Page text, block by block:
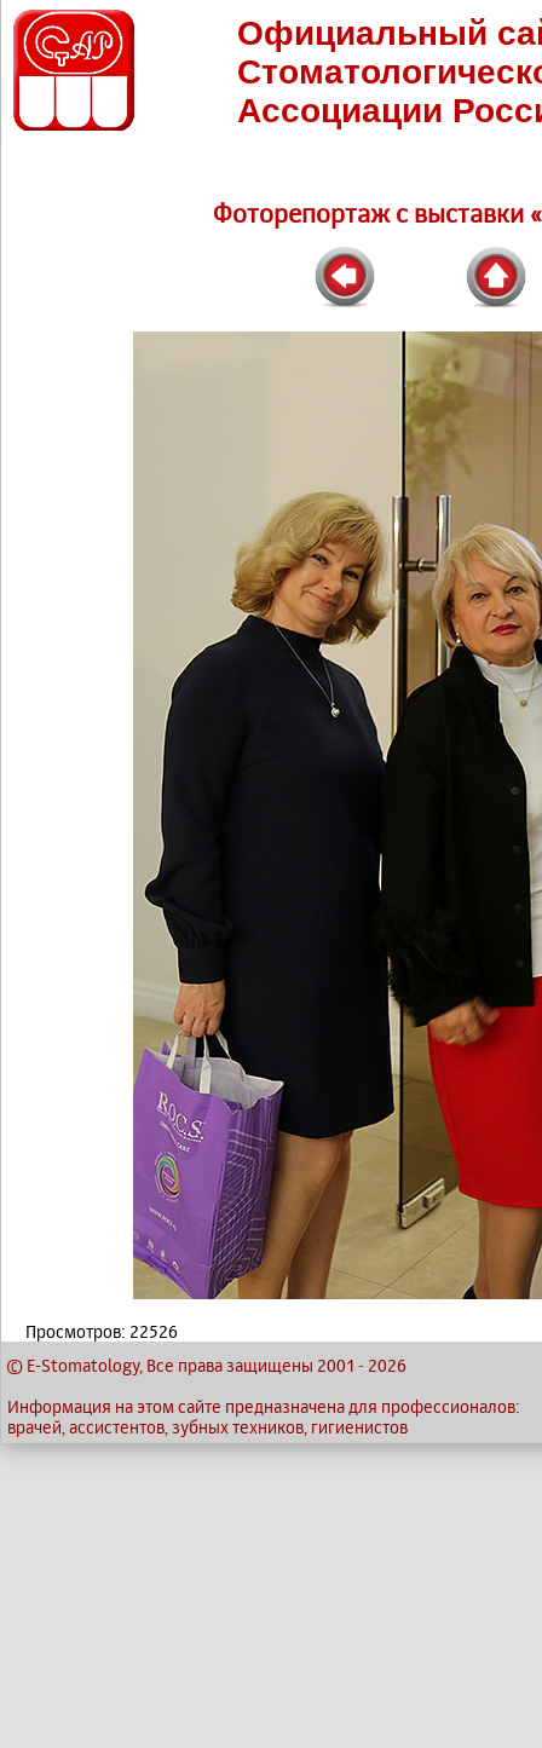
Официальный
Ассоциации
Фоторепортаж c выставки
Просмотров: 22526
© E-Stomatology, Все права защищены 2001 - 2026
Информация на этом сайте предназначена для профессионалов:
врачей, ассистентов, зубных техников, гигиенистов